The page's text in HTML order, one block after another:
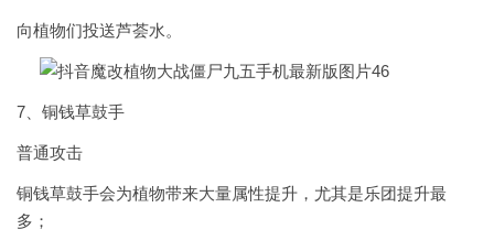
向植物们投送芦荟水。
7、铜钱草鼓手
普通攻击
铜钱草鼓手会为植物带来大量属性提升，尤其是乐团提升最
多；